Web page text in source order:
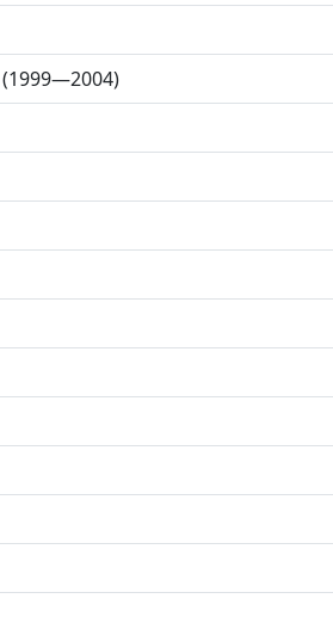
(1999—2004)